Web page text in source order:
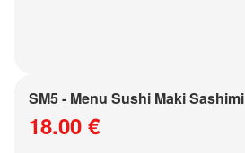
SM5 - Menu Sushi Maki Sashimi
18.00 €